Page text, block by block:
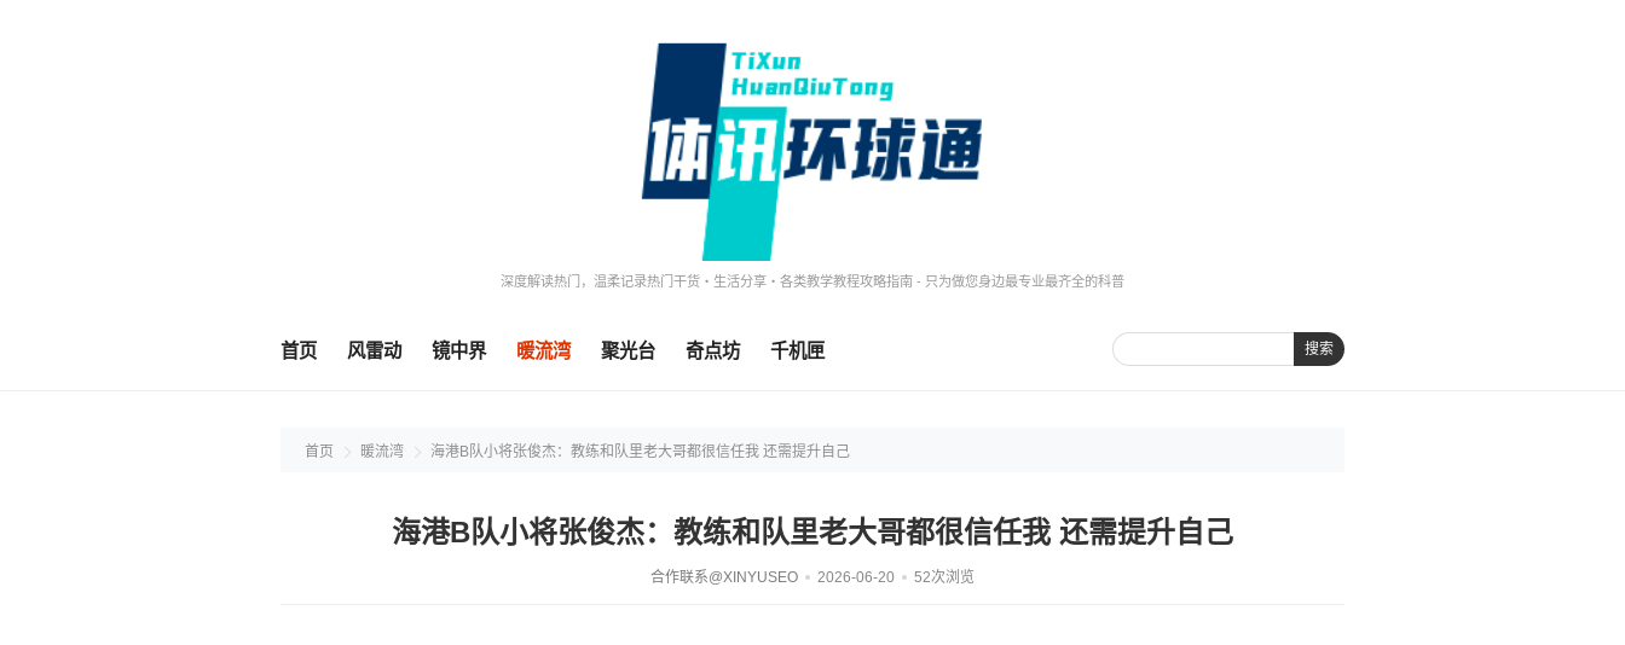
深度解读热门，温柔记录热门干货・生活分享・各类教学教程攻略指南 - 只为做您身边最专业最齐全的科普
首页 风雷动 镜中界 暖流湾 聚光台 奇点坊 千机匣 搜索
首页 暖流湾 海港B队小将张俊杰：教练和队里老大哥都很信任我 还需提升自己
海港B队小将张俊杰：教练和队里老大哥都很信任我 还需提升自己
合作联系@XINYUSEO 2026-06-20 52次浏览